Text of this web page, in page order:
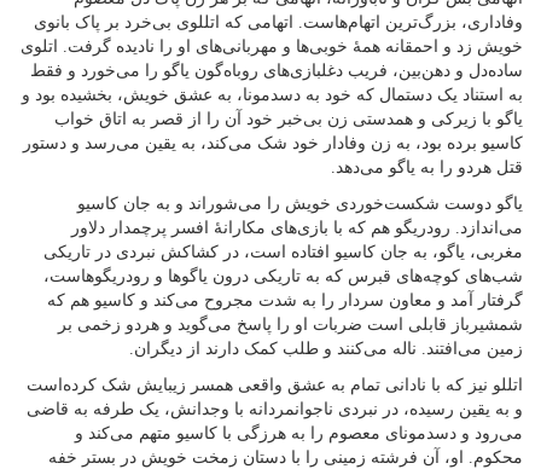
وفاداری، بزرگ‌ترین اتهام‌هاست. اتهامی که اتللوی بی‌خرد بر پاک بانوی
خویش زد و احمقانه همهٔ خوبی‌ها و مهربانی‌های او را نادیده گرفت. اتلو‌ی
ساده‌دل و دهن‌بین، فریب دغلبازی‌های روباه‌گون یاگو را می‌خورد و فقط
به استناد یک دستمال که خود به دسدمونا، به عشق خویش، بخشیده بود و
یاگو با زیرکی و همدستی زن بی‌خبر خود آن را از قصر به اتاق خواب
کاسیو برده بود، به زن وفادار خود شک می‌کند، به یقین می‌رسد و دستور
قتل هردو را به یاگو می‌دهد.
یاگو دوست شکست‌خوردی خویش را می‌شوراند و به جان کاسیو
می‌اندازد. رودریگو هم که با بازی‌های مکارانهٔ افسر پرچمدار دلاور
مغربی، یاگو، به جان کاسیو افتاده است، در کشاکش نبردی در تاریکی
شب‌های کوچه‌های قبرس که به تاریکی درون یاگوها و رودریگوهاست،
گرفتار آمد و معاون سردار را به شدت مجروح می‌کند و کاسیو هم که
شمشیرباز قابلی است ضربات او را پاسخ می‌گوید و هردو زخمی بر
زمین می‌افتند. ناله می‌کنند و طلب کمک دارند از دیگران.
اتللو نیز که با نادانی تمام به عشق واقعی همسر زیبایش شک کرده‌است
و به یقین رسیده، در نبردی ناجوانمردانه با وجدانش، یک طرفه به قاضی
می‌رود و دسدمونای معصوم را به هرزگی با کاسیو متهم می‌کند و
محکوم. او، آن فرشته زمینی را با دستان زمخت خویش در بستر خفه